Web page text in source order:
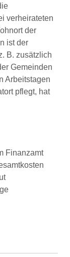
verheirateten
der
ist der
B. zusätzlich
Gemeinden
Arbeitstagen
pflegt, hat
Finanzamt